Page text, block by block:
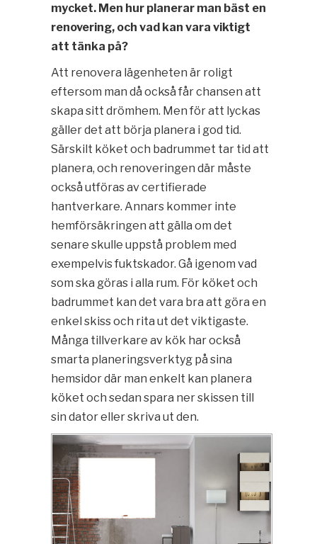
mycket. Men hur planerar man bäst en
renovering, och vad kan vara viktigt
att tänka på?
Att renovera lägenheten är roligt
eftersom man då också får chansen att
skapa sitt drömhem. Men för att lyckas
gäller det att börja planera i god tid.
Särskilt köket och badrummet tar tid att
planera, och renoveringen där måste
också utföras av certifierade
hantverkare. Annars kommer inte
hemförsäkringen att gälla om det
senare skulle uppstå problem med
exempelvis fuktskador. Gå igenom vad
som ska göras i alla rum. För köket och
badrummet kan det vara bra att göra en
enkel skiss och rita ut det viktigaste.
Många tillverkare av kök har också
smarta planeringsverktyg på sina
hemsidor där man enkelt kan planera
köket och sedan spara ner skissen till
sin dator eller skriva ut den.